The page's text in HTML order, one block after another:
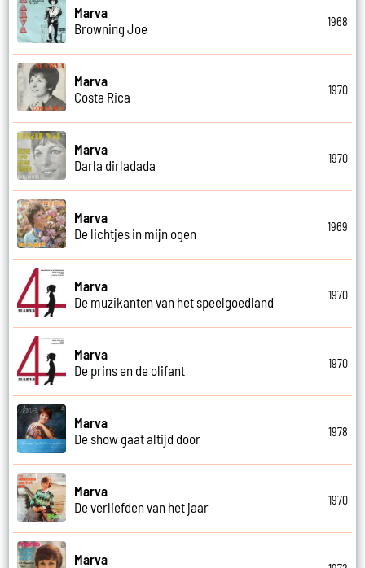
Marva
Browning Joe
1968
Marva
Costa Rica
1970
Marva
Darla dirladada
1970
Marva
De lichtjes in mijn ogen
1969
Marva
De muzikanten van het speelgoedland
1970
Marva
De prins en de olifant
1970
Marva
De show gaat altijd door
1978
Marva
De verliefden van het jaar
1970
Marva